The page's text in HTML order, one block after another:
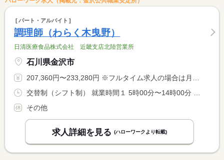
パート・アルバイト
調理師（わらく木曳野）
日清医療食品株式会社 近畿支店北陸営業所
石川県金沢市
207,360円〜233,280円 ※フルタイム求人の場合は月額（換算額）、パート求人の場合は時間額を表示しています。
その他
求人詳細を見る (ハローワークより転載)